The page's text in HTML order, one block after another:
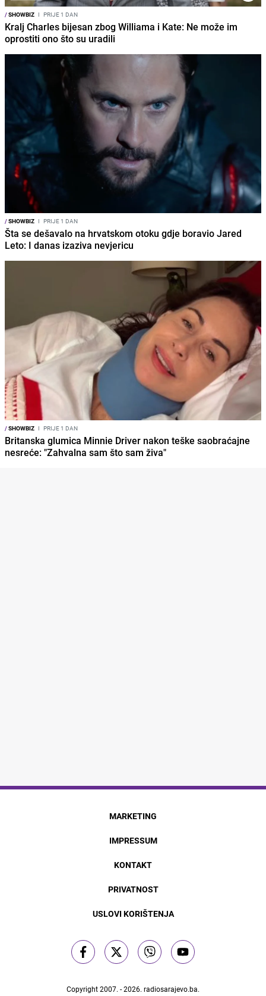
/SHOWBIZ I PRIJE 1 DAN
Kralj Charles bijesan zbog Williama i Kate: Ne može im
oprostiti ono što su uradili
/SHOWBIZ I PRIJE 1 DAN
Šta se dešavalo na hrvatskom otoku gdje boravio Jared
Leto: I danas izaziva nevjericu
/SHOWBIZ I PRIJE 1 DAN
Britanska glumica Minnie Driver nakon teške saobraćajne
nesreće: "Zahvalna sam što sam živa"
MARKETING
IMPRESSUM
KONTAKT
PRIVATNOST
USLOVI KORIŠTENJA
Copyright 2007. - 2026. radiosarajevo.ba.